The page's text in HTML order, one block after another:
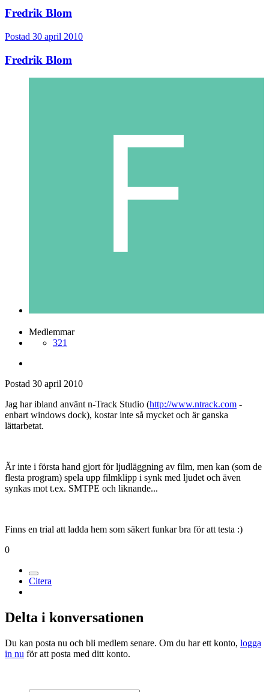
Fredrik Blom
Postad 30 april 2010
Fredrik Blom
Medlemmar
321
Postad 30 april 2010
Jag har ibland använt n-Track Studio (http://www.ntrack.com -
enbart windows dock), kostar inte så mycket och är ganska
lättarbetat.
Är inte i första hand gjort för ljudläggning av film, men kan (som de
flesta program) spela upp filmklipp i synk med ljudet och även
synkas mot t.ex. SMTPE och liknande...
Finns en trial att ladda hem som säkert funkar bra för att testa :)
0
Citera
Delta i konversationen
Du kan posta nu och bli medlem senare. Om du har ett konto, logga
in nu för att posta med ditt konto.